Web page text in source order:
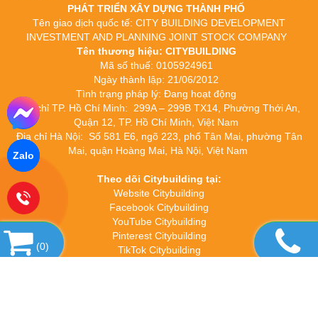
PHÁT TRIỂN XÂY DỰNG THÀNH PHỐ
Tên giao dịch quốc tế: CITY BUILDING DEVELOPMENT
INVESTMENT AND PLANNING JOINT STOCK COMPANY
Tên thương hiệu: CITYBUILDING
Mã số thuế: 0105924961
Ngày thành lập: 21/06/2012
Tình trạng pháp lý: Đang hoạt động
Địa chỉ TP. Hồ Chí Minh: 299A – 299B TX14, Phường Thới An,
Quận 12, TP. Hồ Chí Minh, Việt Nam
Địa chỉ Hà Nội: Số 581 E6, ngõ 223, phố Tân Mai, phường Tân
Mai, quận Hoàng Mai, Hà Nội, Việt Nam
Theo dõi Citybuilding tại:
Website Citybuilding
Facebook Citybuilding
YouTube Citybuilding
Pinterest Citybuilding
TikTok Citybuilding
(0)
Zalo